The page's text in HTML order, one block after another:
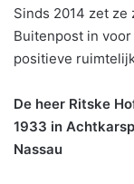
Sinds 2014 zet ze
Buitenpost in
positieve
De heer Ritske
1933 in
Nassau